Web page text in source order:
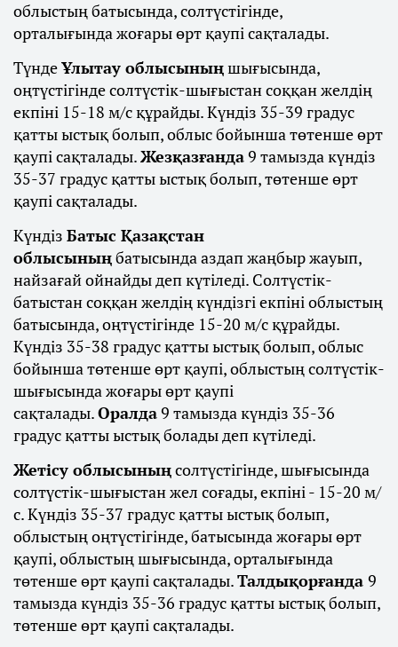
облыстың батысында, солтүстігінде,
орталығында жоғары өрт қаупі сақталады.
ТүндеҰлытау облысыныңшығысында,
оңтүстігінде солтүстік-шығыстан соққан желдің
екпіні 15-18 м/с құрайды. Күндіз 35-39 градус
қатты ыстық болып, облыс бойынша төтенше өрт
қаупі сақталады.Жезқазғанда9 тамызда күндіз
35-37 градус қатты ыстық болып, төтенше өрт
қаупі сақталады.
Күндіз Батыс Қазақстан
облысыныңбатысында аздап жаңбыр жауып,
найзағай ойнайды деп күтіледі. Солтүстік-
батыстан соққан желдің күндізгі екпіні облыстың
батысында, оңтүстігінде 15-20 м/с құрайды.
Күндіз 35-38 градус қатты ыстық болып, облыс
бойынша төтенше өрт қаупі, облыстың солтүстік-
шығысында жоғары өрт қаупі
сақталады.Оралда9 тамызда күндіз 35-36
градус қатты ыстық болады деп күтіледі.
Жетісу облысыныңсолтүстігінде, шығысында
солтүстік-шығыстан жел соғады, екпіні - 15-20 м/
с. Күндіз 35-37 градус қатты ыстық болып,
облыстың оңтүстігінде, батысында жоғары өрт
қаупі, облыстың шығысында, орталығында
төтенше өрт қаупі сақталады.Талдықорғанда 9
тамызда күндіз 35-36 градус қатты ыстық болып,
төтенше өрт қаупі сақталады.